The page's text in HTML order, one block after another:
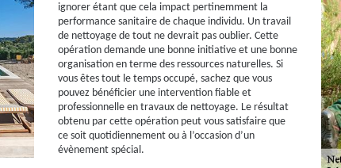
ignorer étant que cela impact pertinemment la
performance sanitaire de chaque individu. Un travail
de nettoyage de tout ne devrait pas oublier. Cette
opération demande une bonne initiative et une bonne
organisation en terme des ressources naturelles. Si
vous êtes tout le temps occupé, sachez que vous
pouvez bénéficier une intervention fiable et
professionnelle en travaux de nettoyage. Le résultat
obtenu par cette opération peut vous satisfaire que
ce soit quotidiennement ou à l’occasion d’un
évènement spécial.